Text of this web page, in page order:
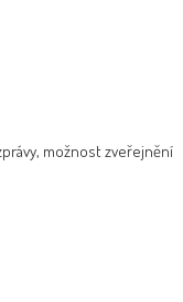
možnost zveřejnění